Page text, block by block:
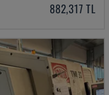
882,317 TL